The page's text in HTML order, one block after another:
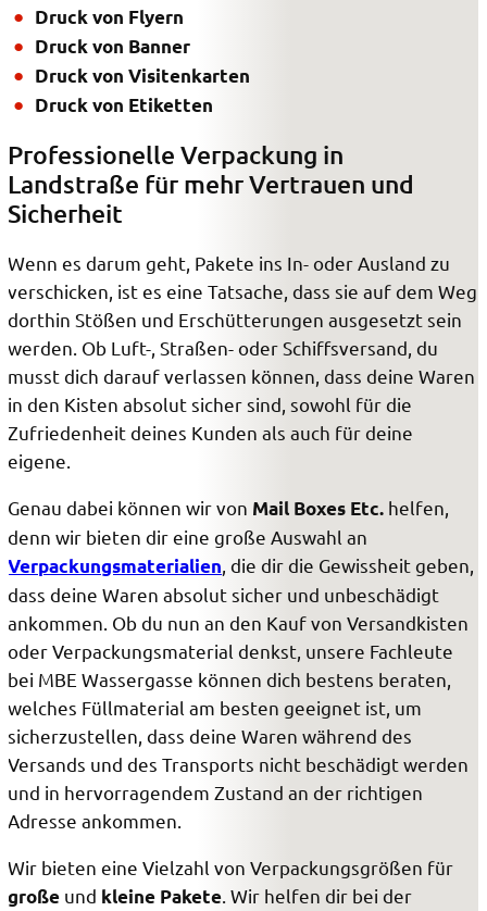
Druck von Flyern
Druck von Banner
Druck von Visitenkarten
Druck von Etiketten
Professionelle Verpackung in
Landstraße für mehr Vertrauen und
Sicherheit
Wenn es darum geht, Pakete ins In- oder Ausland zu
verschicken, ist es eine Tatsache, dass sie auf dem Weg
dorthin Stößen und Erschütterungen ausgesetzt sein
werden. Ob Luft-, Straßen- oder Schiffsversand, du
musst dich darauf verlassen können, dass deine Waren
in den Kisten absolut sicher sind, sowohl für die
Zufriedenheit deines Kunden als auch für deine
eigene.
Genau dabei können wir von Mail Boxes Etc. helfen,
denn wir bieten dir eine große Auswahl an
Verpackungsmaterialien , die dir die Gewissheit geben,
dass deine Waren absolut sicher und unbeschädigt
ankommen. Ob du nun an den Kauf von Versandkisten
oder Verpackungsmaterial denkst, unsere Fachleute
bei MBE Wassergasse können dich bestens beraten,
welches Füllmaterial am besten geeignet ist, um
sicherzustellen, dass deine Waren während des
Versands und des Transports nicht beschädigt werden
und in hervorragendem Zustand an der richtigen
Adresse ankommen.
Wir bieten eine Vielzahl von Verpackungsgrößen für
große und kleine Pakete . Wir helfen dir bei der